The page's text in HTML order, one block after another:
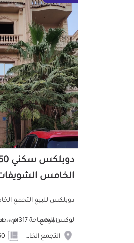
الخامس الشويفات
لوكس المساحة 317 م + حديقة خاصة 125 م تتك...
الموقع
التجمع الخامس الشويفات